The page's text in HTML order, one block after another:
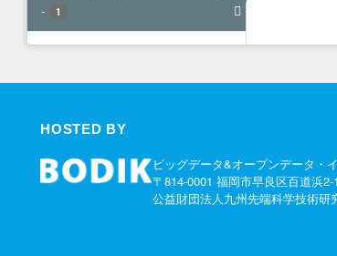
-
1
HOSTED BY
ビッグデータ&オープンデータ・
〒814-0001 福岡市早良区百道浜2-
公益財団法人九州先端科学技術研